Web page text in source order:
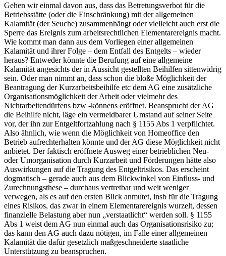
Gehen wir einmal davon aus, dass das Betretungsverbot für die
Betriebsstätte (oder die Einschränkung) mit der allgemeinen
Kalamität (der Seuche) zusammenhängt oder vielleicht auch erst die
Sperre das Ereignis zum arbeitsrechtlichen Elementarereignis macht.
Wie kommt man dann aus dem Vorliegen einer allgemeinen
Kalamität und ihrer Folge – dem Entfall des Entgelts – wieder
heraus? Entweder könnte die Berufung auf eine allgemeine
Kalamität angesichts der in Aussicht gestellten Beihilfen sittenwidrig
sein. Oder man nimmt an, dass schon die bloße Möglichkeit der
Beantragung der Kurzarbeitsbeihilfe etc dem AG eine zusätzliche
Organisationsmöglichkeit der Arbeit oder vielmehr des
Nichtarbeitendürfens bzw -könnens eröffnet. Beansprucht der AG
die Beihilfe nicht, läge ein vermeidbarer Umstand auf seiner Seite
vor, der ihn zur Entgeltfortzahlung nach § 1155 Abs 1 verpflichtet.
Also ähnlich, wie wenn die Möglichkeit von Homeoffice den
Betrieb aufrechterhalten könnte und der AG diese Möglichkeit nicht
anbietet. Der faktisch eröffnete Ausweg einer betrieblichen Neu-
oder Umorganisation durch Kurzarbeit und Förderungen hätte also
Auswirkungen auf die Tragung des Entgeltrisikos. Das erscheint
dogmatisch – gerade auch aus dem Blickwinkel von Einfluss- und
Zurechnungsthese – durchaus vertretbar und weit weniger
verwegen, als es auf den ersten Blick anmutet, insb für die Tragung
eines Risikos, das zwar in einem Elementarereignis wurzelt, dessen
finanzielle Belastung aber nun „verstaatlicht“ werden soll. § 1155
Abs 1 weist dem AG nun einmal auch das Organisationsrisiko zu;
das kann den AG auch dazu nötigen, im Falle einer allgemeinen
Kalamität die dafür gesetzlich maßgeschneiderte staatliche
Unterstützung zu beanspruchen.